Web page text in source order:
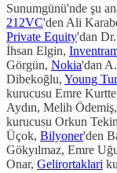
Sunumgünü'nde şu
212VC'den Ali
Private Equity'dan
İhsan Elgin,
Görgün, Nokia'dan
Dibekoğlu, Young
kurucusu Emre
Aydın, Melih Ödemiş,
kurucusu Orkun
Üçok, Bilyoner'den
Gökyılmaz, Emre
Onar, Gelirortaklari